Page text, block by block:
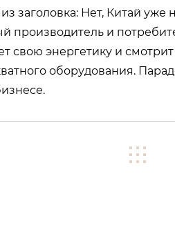
заголовка: Нет, Китай
производитель и
свою энергетику и
оборудования.